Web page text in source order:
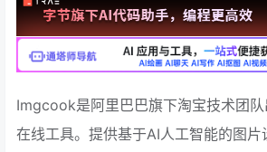
Imgcook是阿里巴巴旗下淘宝技术团
在线工具。提供基于AI人工智能的图片